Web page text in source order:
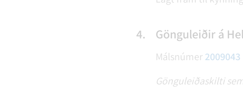
4. Gönguleiðir á
Málsnúmer2009043
Gönguleiðaskilti